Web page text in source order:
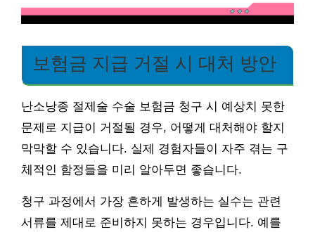
보험금 지급 거절 시 대처 방안
난소낭종 절제술 수술 보험금 청구 시 예상치 못한
문제로 지급이 거절될 경우, 어떻게 대처해야 할지
막막할 수 있습니다. 실제 경험자들이 자주 겪는 구
체적인 함정들을 미리 알아두면 좋습니다.
청구 과정에서 가장 흔하게 발생하는 실수는 관련
서류를 제대로 준비하지 못하는 경우입니다. 예를